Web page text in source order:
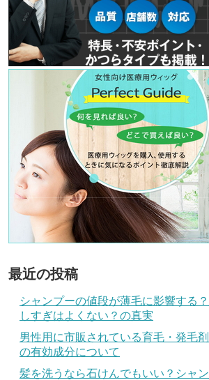
最近の投稿
シャンプーの値段が薄毛に影響する？
しすぎはよくない？の真実
男性用に市販されている育毛・発毛剤
の有効成分について
髪を洗うなら石けんでもいい？シャン